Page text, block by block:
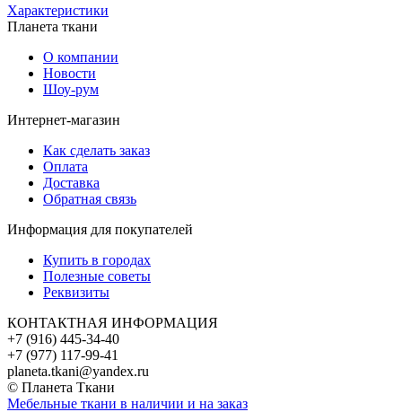
Характеристики
Планета ткани
О компании
Новости
Шоу-рум
Интернет-магазин
Как сделать заказ
Оплата
Доставка
Обратная связь
Информация для покупателей
Купить в городах
Полезные советы
Реквизиты
КОНТАКТНАЯ ИНФОРМАЦИЯ
+7 (916) 445-34-40
+7 (977) 117-99-41
planeta.tkani@yandex.ru
© Планета Ткани
Мебельные ткани в наличии и на заказ